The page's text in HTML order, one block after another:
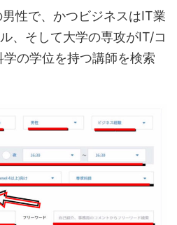
性で、かつビジネスはIT業
、そして大学の専攻がIT/コ
の学位を持つ講師を検索